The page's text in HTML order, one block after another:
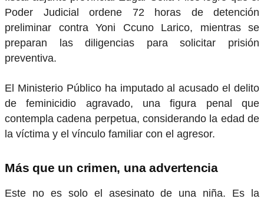
Poder Judicial ordene 72 horas de detención
preliminar contra Yoni Ccuno Larico, mientras se
preparan las diligencias para solicitar prisión
preventiva.
El Ministerio Público ha imputado al acusado el delito
de feminicidio agravado, una figura penal que
contempla cadena perpetua, considerando la edad de
la víctima y el vínculo familiar con el agresor.
Más que un crimen, una advertencia
Este no es solo el asesinato de una niña. Es la